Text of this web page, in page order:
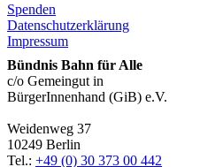
Spenden
Datenschutzerklärung
Impressum
Bündnis Bahn für Alle
c/o Gemeingut in
BürgerInnenhand (GiB) e.V.
Weidenweg 37
10249 Berlin
Tel.: +49 (0) 30 373 00 442